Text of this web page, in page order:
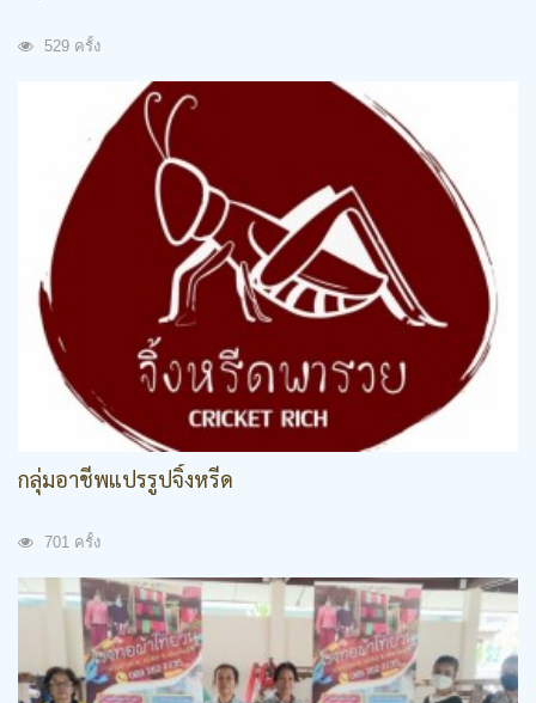
529 ครั้ง
กลุ่มอาชีพแปรรูปจิ้งหรีด
701 ครั้ง